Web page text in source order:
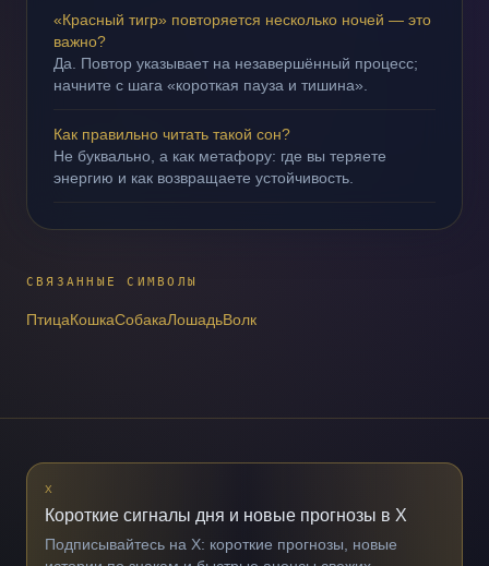
«Красный тигр» повторяется несколько ночей — это
важно?
Да. Повтор указывает на незавершённый процесс;
начните с шага «короткая пауза и тишина».
Как правильно читать такой сон?
Не буквально, а как метафору: где вы теряете
энергию и как возвращаете устойчивость.
СВЯЗАННЫЕ СИМВОЛЫ
ПтицаКошкаСобакаЛошадьВолк
X
Короткие сигналы дня и новые прогнозы в X
Подписывайтесь на X: короткие прогнозы, новые